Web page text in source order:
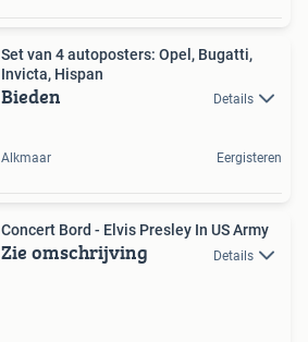
Set van 4 autoposters: Opel, Bugatti,
Invicta, Hispan
Bieden Details
Alkmaar Eergisteren
Concert Bord - Elvis Presley In US Army
Zie omschrijving Details